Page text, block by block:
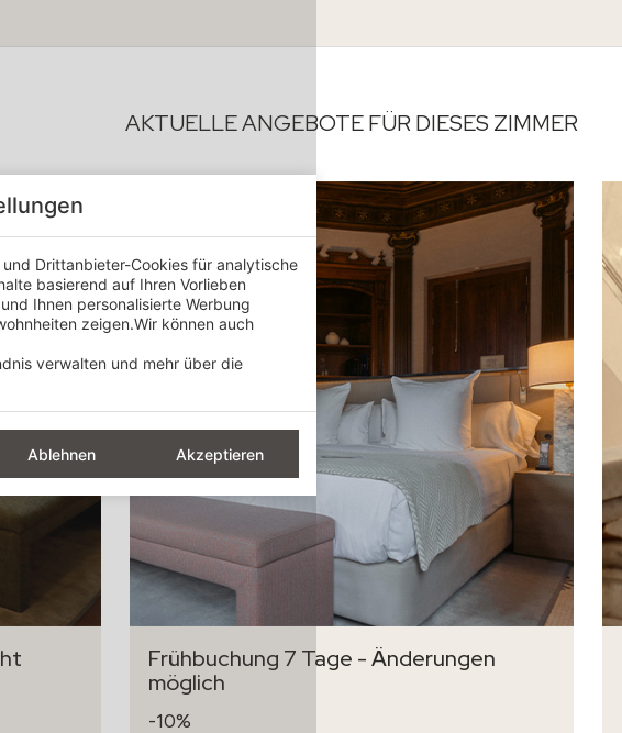
AKTUELLE ANGEBOTE FÜR DIESES ZIMMER
Frühbuchung 7 Tage - Änderungen
möglich
-10%
Drittanbieter-Cookies für analytische
basierend auf Ihren Vorlieben
Ihnen personalisierte Werbung
zeigen.Wir können auch
verwalten und mehr über die
Ablehnen Akzeptieren